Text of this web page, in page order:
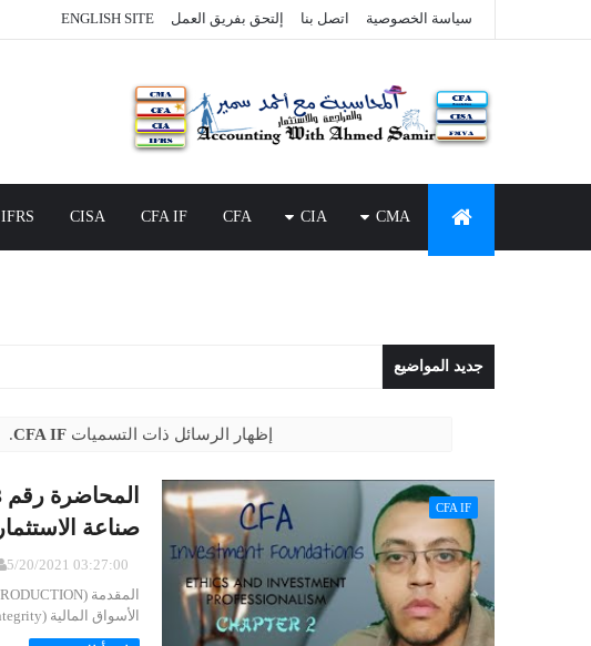
سياسة الخصوصية اتصل بنا إلتحق بفريق العمل ENGLISH SITE
CMA
CIA
CFA
CFA IF
CISA
IFRS
جديد المواضيع
‏إظهار الرسائل ذات التسمياتCFA IF
.
CFA IF
صناعة الاستثمار
5/20/2021 03:27:00 ص
الأسواق المالية (protecting financial market integrity). 2. وحماي...